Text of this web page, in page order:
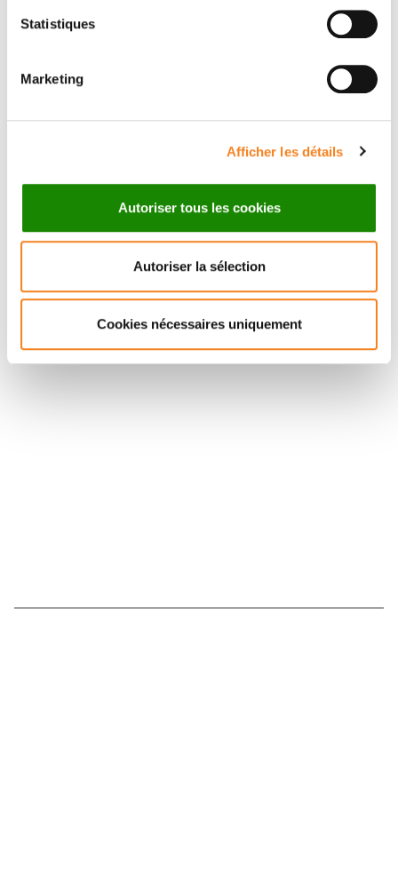
Statistiques
Marketing
Afficher les détails
Autoriser tous les cookies
Autoriser la sélection
Cookies nécessaires uniquement
Didier Debieuvre, Jacques Cadranel, Hervé Lena,
Denis Moro-Sibilot, Christos Chouaid, Bertrand
Perrier, Fabrice Barlesi, Marc G. Denis
Suivez l'Institut Curie